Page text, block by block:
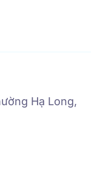
Hạ Long,